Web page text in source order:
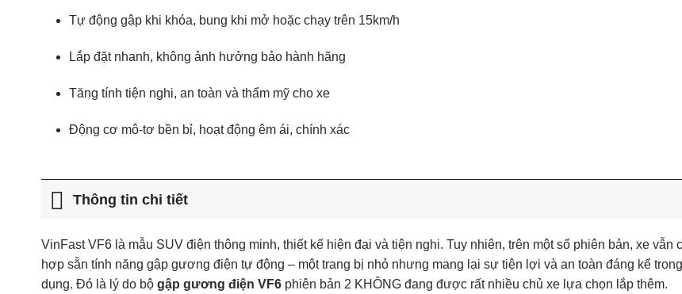
Tự động gập khi khóa, bung khi mở hoặc chạy trên 15km/h
Lắp đặt nhanh, không ảnh hưởng bảo hành hãng
Tăng tính tiện nghi, an toàn và thẩm mỹ cho xe
Động cơ mô-tơ bền bỉ, hoạt động êm ái, chính xác
Thông tin chi tiết
VinFast VF6 là mẫu SUV điện thông minh, thiết kế hiện đại và tiện nghi. Tuy nhiên, trên một số phiên bản, xe vẫn
hợp sẵn tính năng gập gương điện tự động – một trang bị nhỏ nhưng mang lại sự tiện lợi và an toàn đáng kể
dụng. Đó là lý do bộ gập gương điện VF6 phiên bản 2 KHÔNG đang được rất nhiều chủ xe lựa chọn lắp thêm.